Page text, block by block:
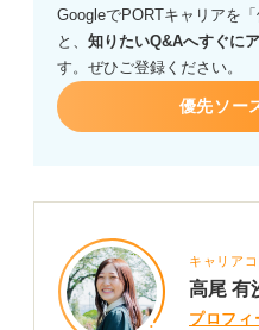
また、向いている仕事を見
自己分析をすれば良いか知
をお願いします。
GoogleでPORTキャリアを
と、 知りたいQ&Aへすぐに
す。ぜひご登録ください。
優先ソー
キャリア
高尾 有
プロフィ